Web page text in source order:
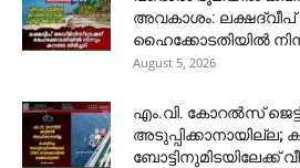
അവകാശം: ലക്ഷദ്വീപ്
ഹൈക്കോടതിയിൽ
August 5, 2026
​എം.വി. കോറൽസ്
അടുപ്പിക്കാനായില്ല;
ബോട്ടിനുമിടയിലേക്ക്